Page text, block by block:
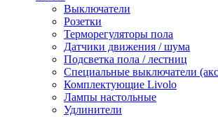
Выключатели
Розетки
Терморегуляторы пола
Датчики движения / шума
Подсветка пола / лестниц
Специальные выключатели
Комплектующие Livolo
Лампы настольные
Удлинители